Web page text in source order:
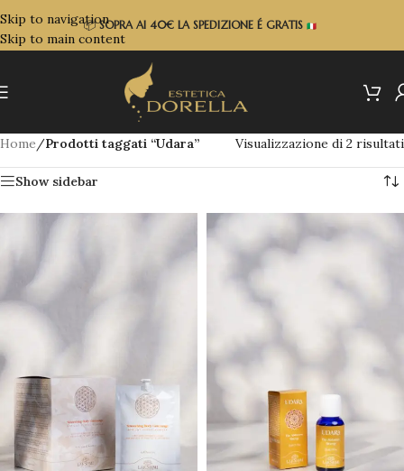
Skip to navigation
Skip to main content
📦 SOPRAAI 40€ LA SPEDIZIONE É GRATIS
Home/Prodotti taggati “Udara” Visualizzazione di 2 risultati
Show sidebar